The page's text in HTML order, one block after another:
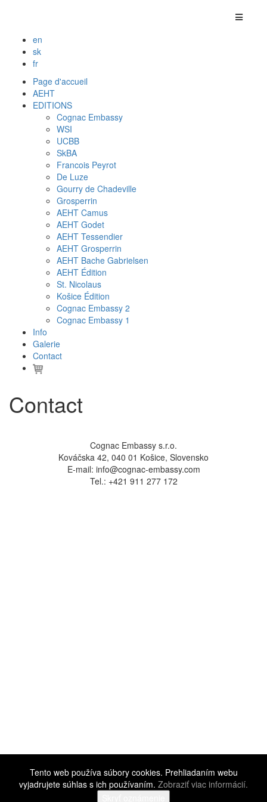
en
sk
fr
Page d'accueil
AEHT
EDITIONS
Cognac Embassy
WSI
UCBB
SkBA
Francois Peyrot
De Luze
Gourry de Chadeville
Grosperrin
AEHT Camus
AEHT Godet
AEHT Tessendier
AEHT Grosperrin
AEHT Bache Gabrielsen
AEHT Édition
St. Nicolaus
Košice Édition
Cognac Embassy 2
Cognac Embassy 1
Info
Galerie
Contact
Contact
Cognac Embassy s.r.o.
Kováčska 42, 040 01 Košice, Slovensko
E-mail: info@cognac-embassy.com
Tel.: +421 911 277 172
2016 - 2026 Cognac Embassy
Tento web používa súbory cookies. Prehliadaním webu
vyjadrujete súhlas s ich používaním. Zobraziť viac informácií.